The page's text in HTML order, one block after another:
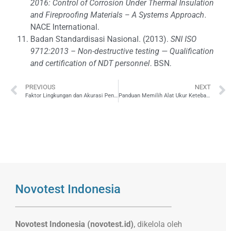
2016: Control of Corrosion Under Thermal Insulation
and Fireproofing Materials – A Systems Approach.
NACE International.
Badan Standardisasi Nasional. (2013). SNI ISO
9712:2013 – Non-destructive testing — Qualification
and certification of NDT personnel. BSN.
PREVIOUS
Faktor Lingkungan dan Akurasi Pengukuran Ketebalan Pipa K3
NEXT
Panduan Memilih Alat Ukur Ketebalan Ultrasonik untuk Lab Lingkungan & K3
Novotest Indonesia
Novotest Indonesia (novotest.id), dikelola oleh